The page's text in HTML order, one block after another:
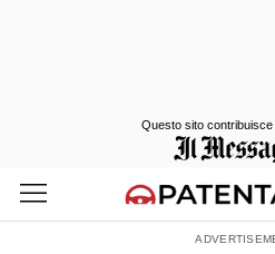
Questo sito contribuisce